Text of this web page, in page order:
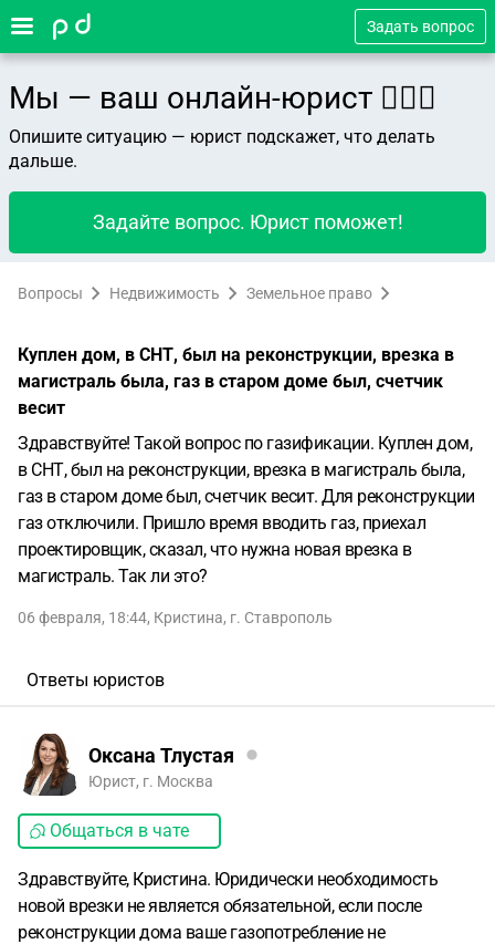
Задать вопрос
Мы — ваш онлайн-юрист 👨🏻‍⚖️
Опишите ситуацию — юрист подскажет, что делать
дальше.
Задайте вопрос. Юрист поможет!
Вопросы Недвижимость Земельное право
Куплен дом, в СНТ, был на реконструкции, врезка в
магистраль была, газ в старом доме был, счетчик
весит
Здравствуйте! Такой вопрос по газификации. Куплен дом,
в СНТ, был на реконструкции, врезка в магистраль была,
газ в старом доме был, счетчик весит. Для реконструкции
газ отключили. Пришло время вводить газ, приехал
проектировщик, сказал, что нужна новая врезка в
магистраль. Так ли это?
06 февраля, 18:44, Кристина, г. Ставрополь
Ответы юристов
Оксана Тлустая
Юрист, г. Москва
Общаться в чате
Здравствуйте, Кристина. Юридически необходимость
новой врезки не является обязательной, если после
реконструкции дома ваше газопотребление не